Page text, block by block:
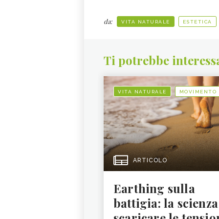
da: VITA NATURALE ESTETICA
Ti potrebbe
VITA NATURALE MOVIMENTO
ARTICOLO
Earthing sulla
battigia: la